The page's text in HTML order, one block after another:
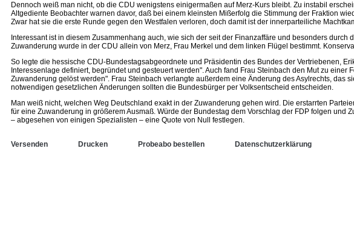
Dennoch weiß man nicht, ob die CDU wenigstens einigermaßen auf Merz-Kurs bleibt. Zu instabil
Altgediente Beobachter warnen davor, daß bei einem kleinsten Mißerfolg die Stimmung der Fraktion
Zwar hat sie die erste Runde gegen den Westfalen verloren, doch damit ist der innerparteiliche
Interessant ist in diesem Zusammenhang auch, wie sich der seit der Finanzaffäre und besonders
Zuwanderung wurde in der CDU allein von Merz, Frau Merkel und dem linken Flügel bestimmt.
So legte die hessische CDU-Bundestagsabgeordnete und Präsidentin des Bundes der Vertriebenen,
Interessenlage definiert, begründet und gesteuert werden". Auch fand Frau Steinbach den Mut zu
Zuwanderung gelöst werden". Frau Steinbach verlangte außerdem eine Änderung des Asylrechts,
notwendigen gesetzlichen Änderungen sollten die Bundesbürger per Volksentscheid entscheiden.
Man weiß nicht, welchen Weg Deutschland exakt in der Zuwanderung gehen wird. Die erstarrten
für eine Zuwanderung in größerem Ausmaß. Würde der Bundestag dem Vorschlag der FDP folgen
– abgesehen von einigen Spezialisten – eine Quote von Null festlegen.
Versenden Drucken Probeabo bestellen Datenschutzerklärung